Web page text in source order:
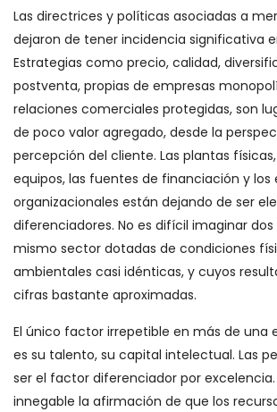
Las directrices y políticas asociadas a
dejaron de tener incidencia significativa
Estrategias como precio, calidad,
postventa, propias de empresas
relaciones comerciales protegidas, son
de poco valor agregado, desde la
percepción del cliente. Las plantas
equipos, las fuentes de financiación y los
organizacionales están dejando de ser
diferenciadores. No es difícil imaginar
mismo sector dotadas de condiciones
ambientales casi idénticas, y cuyos
cifras bastante aproximadas.
El único factor irrepetible en más de una
es su talento, su capital intelectual. Las
ser el factor diferenciador por excelencia.
innegable la afirmación de que los